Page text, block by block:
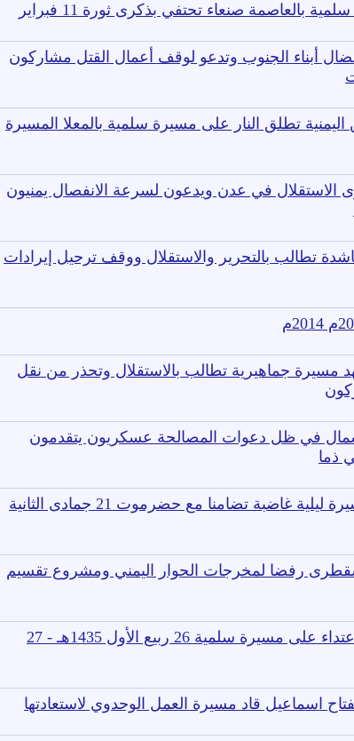
بالعاصمة صنعاء تحتفي بذكرى ثورة 11 فبراير
أبناء الجنوب وتدعو لوقف أعمال القتل مشاركون
تطلق النار على مسيرة سلمية بالمعلا المسيرة
الاستقلال في عدن ويدعون لسرعة الانفصال يمنيون
تطالب بالتحرير والاستقلال ووقف ترحيل إيرادات
مسيرة جماهيرية تطالب بالاستقلال وتحذر من نقل
في ظل دعوات المصالحة عسكريون يتقدمون
ذما
الحبيلين بردفان تخرج في مسيرة ليلية غاضبة تضامنا مع حضرموت 21 جمادى الثانية
رفضا لمخرجات الحوار اليمني ومشروع تقسيم
مصرع جنديين بشبوة حاولا الاعتداء على مسيرة سلمية 26 ربيع الأول 1435هـ - 27
اسماعيل قاد مسيرة العمل الوحدوي لاستعادتها